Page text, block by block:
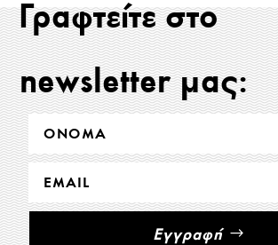
Γραφτείτε στο
newsletter μας:
Εγγραφή